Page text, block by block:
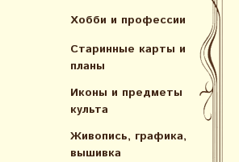
Хобби и профессии
Старинные карты и
планы
Иконы и предметы
культа
Живопись, графика,
вышивка